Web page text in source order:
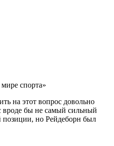
спорта»
на этот вопрос довольно
вроде бы не самый сильный
позиции, но Рейдеборн был